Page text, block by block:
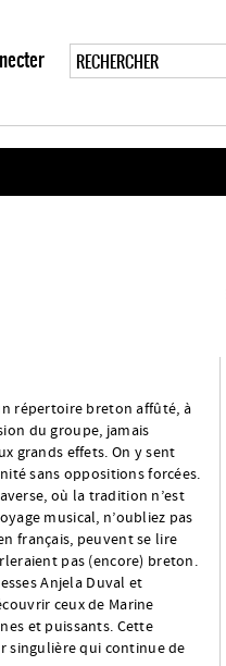
répertoire breton affûté, à
du groupe, jamais
grands effets. On y sent
sans oppositions forcées.
où la tradition n’est
musical, n’oubliez pas
français, peuvent se lire
pas (encore) breton.
Anjela Duval et
ceux de Marine
et puissants. Cette
singulière qui continue de